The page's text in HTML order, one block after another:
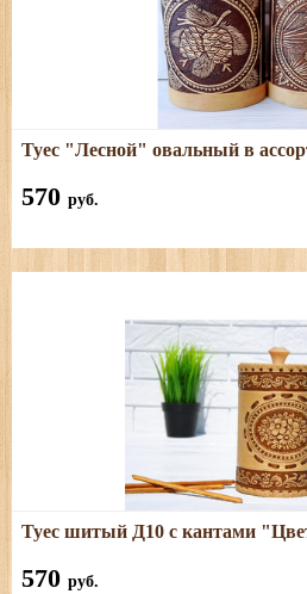
Подробнее
Размеры: высота (с хватком) -
Туес "Лесной" овальный в
570 руб.
Подробнее
Размеры: диаметр - 10 см;
объём - 1
Туес шитый Д10 с кантами
570 руб.